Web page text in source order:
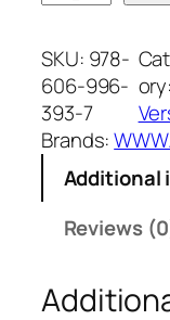
l
ă
t
o
r
a
SKU: 978-
606-996-
393-7
ory:
Brands:
Additional
Reviews